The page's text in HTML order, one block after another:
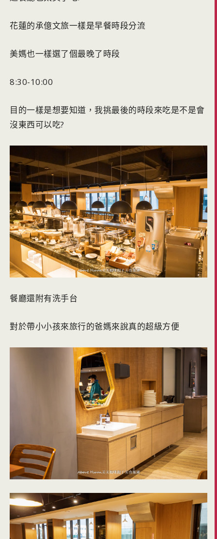
花蓮的承億文旅一樣是早餐時段分流
美媽也一樣選了個最晚了時段
8:30-10:00
目的一樣是想要知道，我挑最後的時段來吃是不是會
沒東西可以吃?
餐廳還附有洗手台
對於帶小小孩來旅行的爸媽來說真的超級方便